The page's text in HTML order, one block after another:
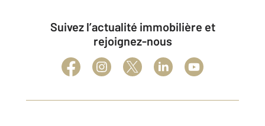
Suivez l’actualité immobilière et
rejoignez-nous